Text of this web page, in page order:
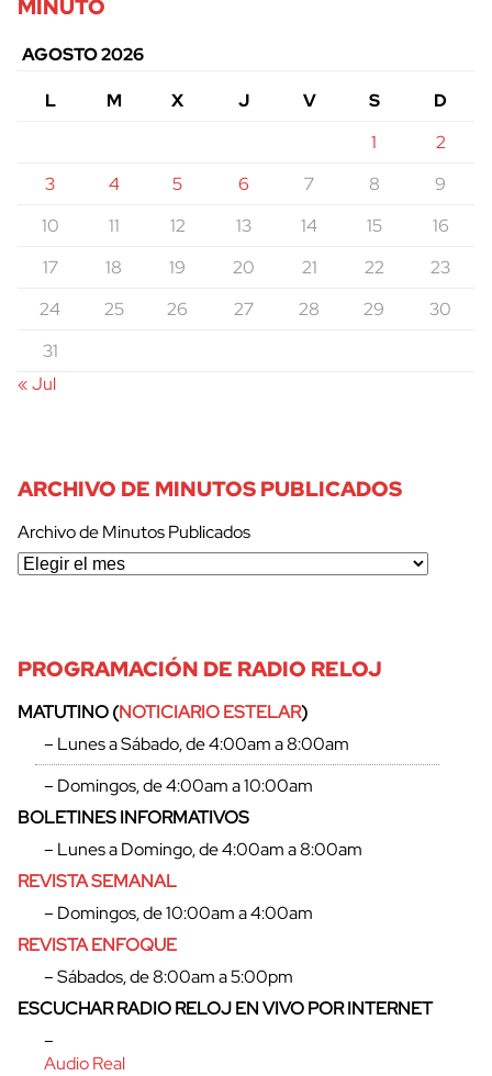
MINUTO
AGOSTO 2026
L
M X J V S
D
1
2
3
4 5 6 7 8
9
10
11 12 13 14 15
16
17
18 19 20 21 22
23
24
25 26 27 28 29
30
31
« Jul
ARCHIVO DE MINUTOS PUBLICADOS
Archivo de Minutos Publicados
PROGRAMACIÓN DE RADIO RELOJ
MATUTINO (NOTICIARIO ESTELAR)
– Lunes a Sábado, de 4:00am a 8:00am
– Domingos, de 4:00am a 10:00am
BOLETINES INFORMATIVOS
– Lunes a Domingo, de 4:00am a 8:00am
REVISTA SEMANAL
– Domingos, de 10:00am a 4:00am
REVISTA ENFOQUE
– Sábados, de 8:00am a 5:00pm
ESCUCHAR RADIO RELOJ EN VIVO POR INTERNET
–
Audio Real